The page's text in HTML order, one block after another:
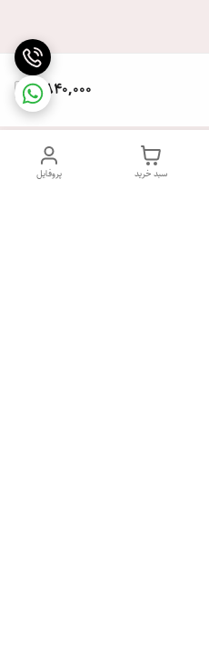
6,840,000
پروفایل سبد خرید